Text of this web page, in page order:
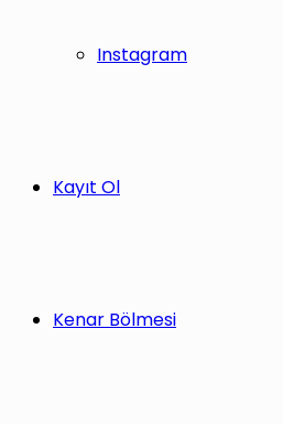
Instagram
Kayıt Ol
Kenar Bölmesi